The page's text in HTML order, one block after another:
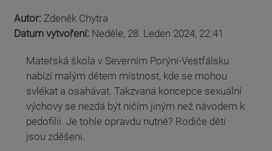
Autor: Zdeněk Chytra
Datum vytvoření: Neděle, 28. Leden 2024, 22:41
Mateřská škola v Severním Porýní-Vestfálsku
nabízí malým dětem místnost, kde se mohou
svlékat a osahávat. Takzvaná koncepce sexuální
výchovy se nezdá být ničím jiným než návodem k
pedofilii. Je tohle opravdu nutné? Rodiče dětí
jsou zděšeni.